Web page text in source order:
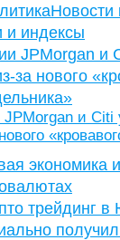
Новости
и индексы
и Citi
экономика